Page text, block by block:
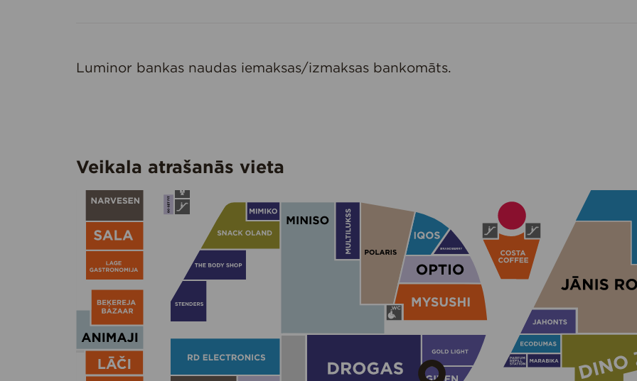
Luminor bankas naudas iemaksas/izmaksas bankomāts.
Veikala atrašanās vieta